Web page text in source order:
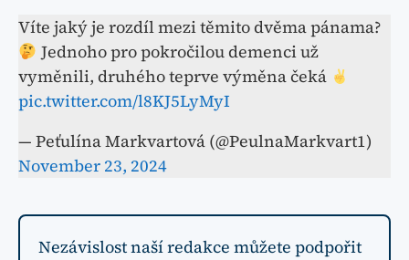
Víte jaký je rozdíl mezi těmito dvěma pánama?
Jednoho pro pokročilou demenci už
vyměnili, druhého teprve výměna čeká
pic.twitter.com/l8KJ5LyMyI
— Peťulína Markvartová (@PeulnaMarkvart1)
November 23, 2024
Nezávislost naší redakce můžete podpořit